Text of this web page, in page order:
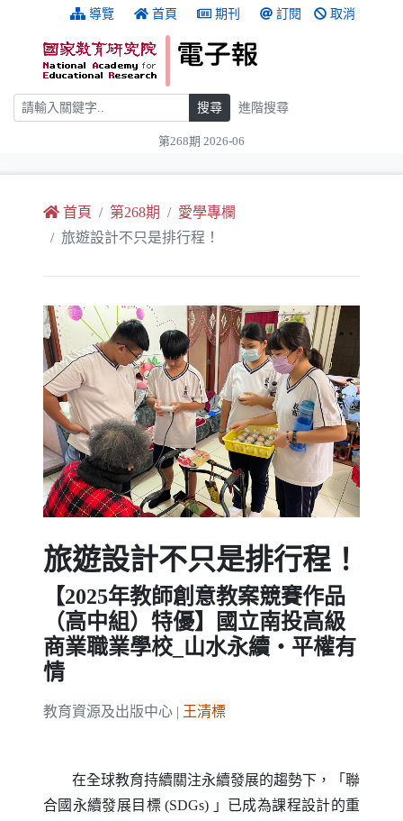
跳到主要內容 導覽 首頁 期刊 訂閱 取消
搜尋 搜尋 進階搜尋
第268期 2026-06
首頁 第268期
愛學專欄
旅遊設計不只是排行程！
Previous Next
旅遊設計不只是排行程！
【2025年教師創意教案競賽作品
（高中組）特優】國立南投高級
商業職業學校_山水永續・平權有
情
教育資源及出版中心 | 王清標
在全球教育持續關注永續發展的趨勢下，「聯
合國永續發展目標(SDGs) 」已成為課程設計的重